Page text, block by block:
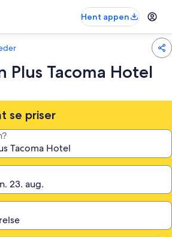
Hent appen
Plus Tacoma Hotel
se priser